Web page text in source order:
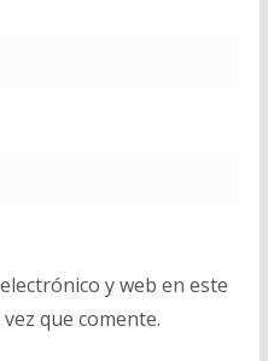
y web en este
que comente.